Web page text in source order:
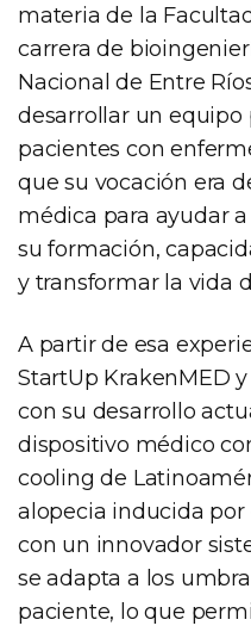
materia de la
carrera de
Nacional de Entre
desarrollar un equipo
pacientes con
que su vocación era
médica para ayudar
su formación,
y transformar la vida
A partir de esa
StartUp KrakenMED
con su desarrollo
dispositivo médico
cooling de
alopecia inducida
con un innovador
se adapta a los
paciente, lo que